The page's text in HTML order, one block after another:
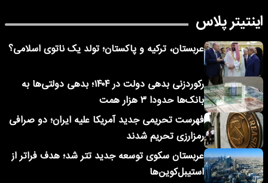
اینتیتر پلاس
عربستان، ترکیه و پاکستان؛ تولد یک ناتوی اسلامی؟
رکوردزنی بدهی دولت در ۱۴۰۴؛ بدهی دولتی‌ها به
بانک‌ها حدودا ۳ هزار همت
فهرست تحریمی جدید آمریکا علیه ایران؛ دو صرافی
رمزارزی تحریم شدند
عربستان سکوی توسعه جدید تتر شد؛ هدف فراتر از
استیبل‌کوین‌ها